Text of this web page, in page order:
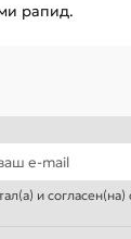
рапид.
и